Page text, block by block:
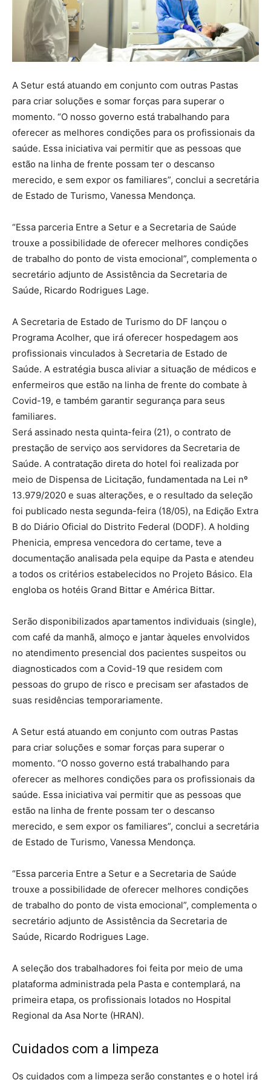
A Setur está atuando em conjunto com outras Pastas
para criar soluções e somar forças para superar o
momento. “O nosso governo está trabalhando para
oferecer as melhores condições para os profissionais da
saúde. Essa iniciativa vai permitir que as pessoas que
estão na linha de frente possam ter o descanso
merecido, e sem expor os familiares”, conclui a secretária
de Estado de Turismo, Vanessa Mendonça.
“Essa parceria Entre a Setur e a Secretaria de Saúde
trouxe a possibilidade de oferecer melhores condições
de trabalho do ponto de vista emocional”, complementa o
secretário adjunto de Assistência da Secretaria de
Saúde, Ricardo Rodrigues Lage.
A Secretaria de Estado de Turismo do DF lançou o
Programa Acolher, que irá oferecer hospedagem aos
profissionais vinculados à Secretaria de Estado de
Saúde. A estratégia busca aliviar a situação de médicos e
enfermeiros que estão na linha de frente do combate à
Covid-19, e também garantir segurança para seus
familiares.
Será assinado nesta quinta-feira (21), o contrato de
prestação de serviço aos servidores da Secretaria de
Saúde. A contratação direta do hotel foi realizada por
meio de Dispensa de Licitação, fundamentada na Lei nº
13.979/2020 e suas alterações, e o resultado da seleção
foi publicado nesta segunda-feira (18/05), na Edição Extra
B do Diário Oficial do Distrito Federal (DODF). A holding
Phenicia, empresa vencedora do certame, teve a
documentação analisada pela equipe da Pasta e atendeu
a todos os critérios estabelecidos no Projeto Básico. Ela
engloba os hotéis Grand Bittar e América Bittar.
Serão disponibilizados apartamentos individuais (single),
com café da manhã, almoço e jantar àqueles envolvidos
no atendimento presencial dos pacientes suspeitos ou
diagnosticados com a Covid-19 que residem com
pessoas do grupo de risco e precisam ser afastados de
suas residências temporariamente.
A Setur está atuando em conjunto com outras Pastas
para criar soluções e somar forças para superar o
momento. “O nosso governo está trabalhando para
oferecer as melhores condições para os profissionais da
saúde. Essa iniciativa vai permitir que as pessoas que
estão na linha de frente possam ter o descanso
merecido, e sem expor os familiares”, conclui a secretária
de Estado de Turismo, Vanessa Mendonça.
“Essa parceria Entre a Setur e a Secretaria de Saúde
trouxe a possibilidade de oferecer melhores condições
de trabalho do ponto de vista emocional”, complementa o
secretário adjunto de Assistência da Secretaria de
Saúde, Ricardo Rodrigues Lage.
A seleção dos trabalhadores foi feita por meio de uma
plataforma administrada pela Pasta e contemplará, na
primeira etapa, os profissionais lotados no Hospital
Regional da Asa Norte (HRAN).
Cuidados com a limpeza
Os cuidados com a limpeza serão constantes e o hotel irá